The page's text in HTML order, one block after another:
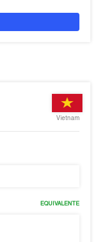
Vietnam
EQUIVALENTE